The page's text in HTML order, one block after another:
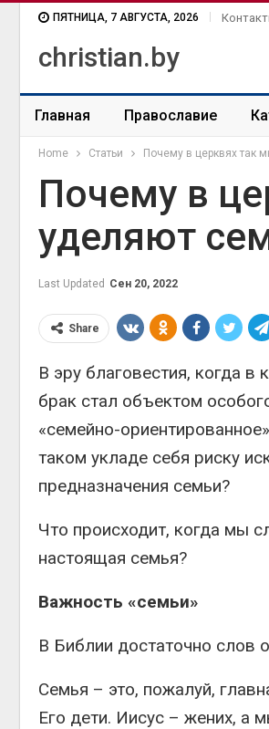
ПЯТНИЦА, 7 АВГУСТА, 2026
christian.by
Главная Православие
Home Статьи Почему в церквях так
Почему в
уделяют
Last Updated Сен 20, 2022
Share
В эру благовестия, когда
брак стал объектом
«семейно-
таком укладе себя риску
предназначения семьи?
Что происходит, когда мы
настоящая семья?
Важность «семьи»
В Библии достаточно слов
Семья – это, пожалуй,
Его дети. Иисус – жених, а